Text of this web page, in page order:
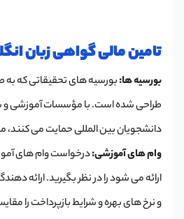
تامین مالی گواهی زبان
بورسیه ها:بورسیه های تحقیقاتی که به
طراحی شده است. با مؤسسات آموزشی و
دانشجویان بین المللی حمایت می کنند،
وام های آموزشی:درخواست وام های
ارائه می شود را در نظر بگیرید. ارائه
و نرخ های بهره و شرایط بازپرداخت را